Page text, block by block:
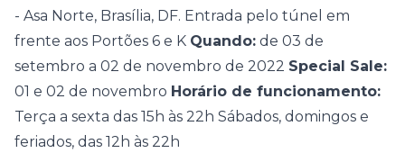
- Asa Norte, Brasília, DF. Entrada pelo túnel em
frente aos Portões 6 e K Quando: de 03 de
setembro a 02 de novembro de 2022 Special Sale:
01 e 02 de novembro Horário de funcionamento:
Terça a sexta das 15h às 22h Sábados, domingos e
feriados, das 12h às 22h